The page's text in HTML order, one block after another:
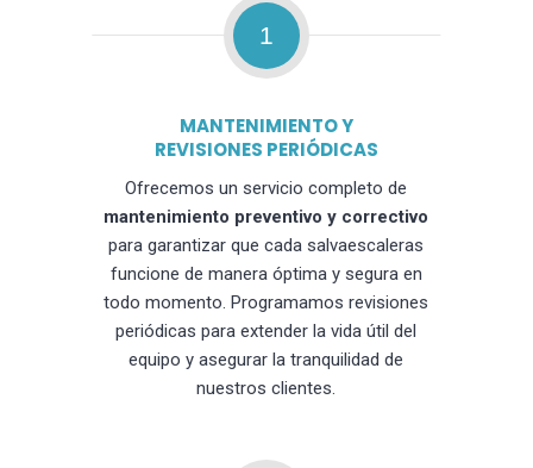
1
MANTENIMIENTO Y
REVISIONES PERIÓDICAS
Ofrecemos un servicio completo de
mantenimiento preventivo y correctivo
para garantizar que cada salvaescaleras
funcione de manera óptima y segura en
todo momento. Programamos revisiones
periódicas para extender la vida útil del
equipo y asegurar la tranquilidad de
nuestros clientes.